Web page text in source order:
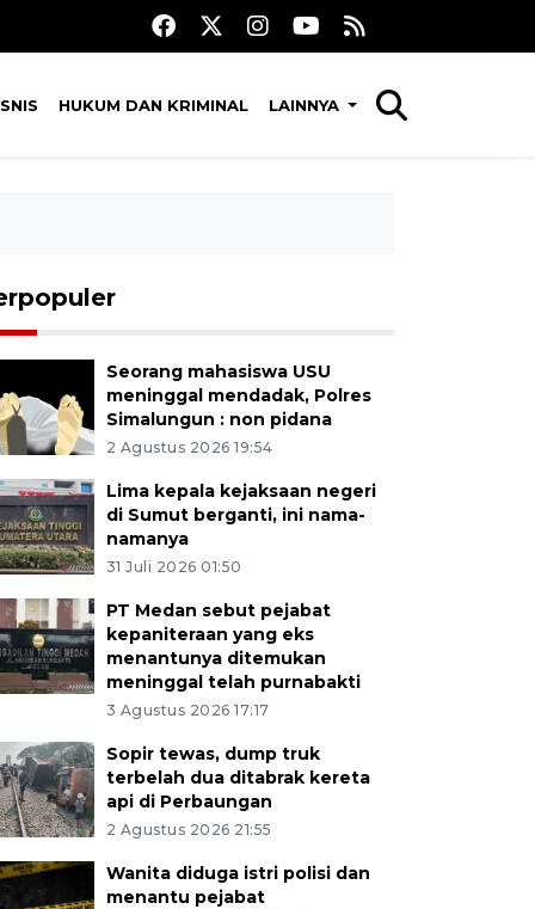
HUKUM DAN KRIMINAL LAINNYA
Seorang mahasiswa USU
meninggal mendadak, Polres
Simalungun : non pidana
2 Agustus 2026 19:54
Lima kepala kejaksaan negeri
di Sumut berganti, ini nama-
namanya
31 Juli 2026 01:50
PT Medan sebut pejabat
kepaniteraan yang eks
menantunya ditemukan
meninggal telah purnabakti
3 Agustus 2026 17:17
Sopir tewas, dump truk
terbelah dua ditabrak kereta
api di Perbaungan
2 Agustus 2026 21:55
Wanita diduga istri polisi dan
menantu pejabat